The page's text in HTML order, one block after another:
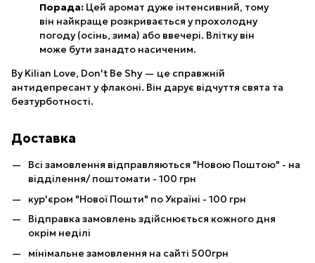
Порада: Цей аромат дуже інтенсивний, тому
він найкраще розкривається у прохолодну
погоду (осінь, зима) або ввечері. Влітку він
може бути занадто насиченим.
By Kilian Love, Don't Be Shy — це справжній
антидепресант у флаконі. Він дарує відчуття свята та
безтурботності.
Доставка
Всі замовлення відправляються "Новою Поштою" - на
відділення/ поштомати - 100 грн
кур'єром "Нової Пошти" по Україні - 100 грн
Відправка замовлень здійснюється кожного дня
окрім неділі
мінімальне замовлення на сайті 500грн